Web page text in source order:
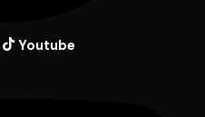
Youtube